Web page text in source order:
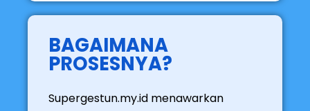
BAGAIMANA
PROSESNYA?​
Supergestun.my.id menawarkan